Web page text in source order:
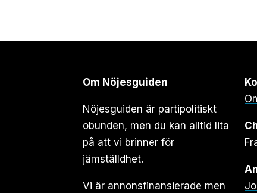
Om Nöjesguiden
Nöjesguiden är partipolitiskt
obunden, men du kan alltid lita
på att vi brinner för
jämställdhet.
Vi är annonsfinansierade men